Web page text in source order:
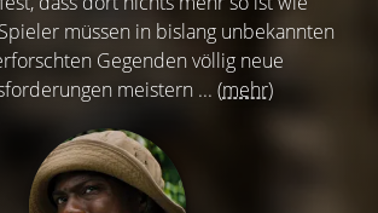
müssen in bislang unbekannten
Gegenden völlig neue
meistern ... (mehr)